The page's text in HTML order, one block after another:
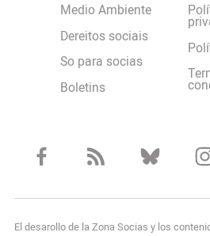
Medio Ambiente
Dereitos sociais
So para socias
Boletins
El desarollo de la Zona Socias y los